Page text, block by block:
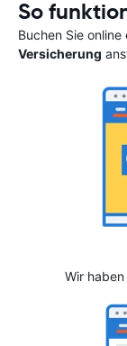
So
Buchen Sie
Versicherung
Wir